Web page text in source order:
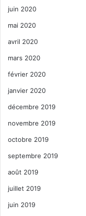
juin 2020
mai 2020
avril 2020
mars 2020
février 2020
janvier 2020
décembre 2019
novembre 2019
octobre 2019
septembre 2019
août 2019
juillet 2019
juin 2019